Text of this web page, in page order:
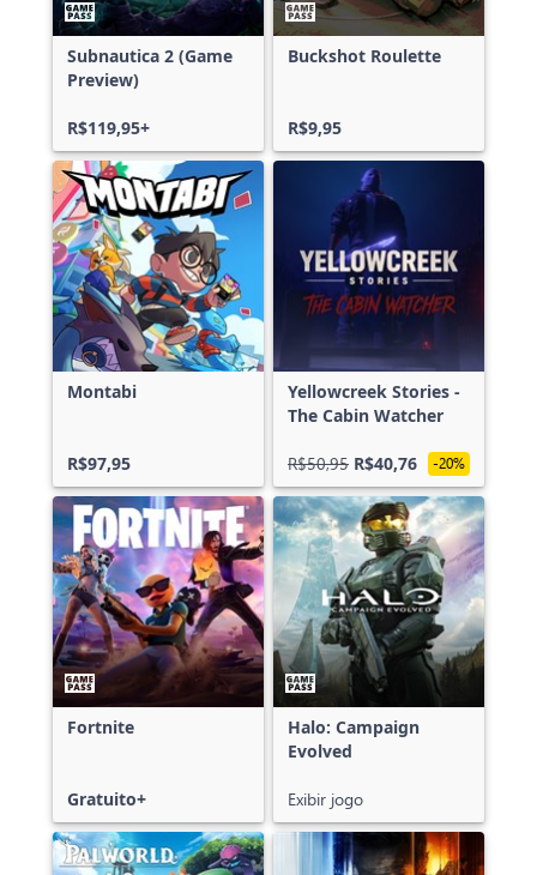
Subnautica 2 (Game
Preview)
R$119,95+
Buckshot Roulette
R$9,95
Montabi
R$97,95
Yellowcreek Stories -
The Cabin Watcher
R$50,95 R$40,76 -20%
Fortnite
Gratuito+
Halo: Campaign
Evolved
Exibir jogo